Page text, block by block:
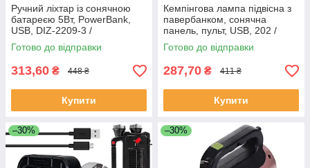
Ручний ліхтар із сонячною
батареєю 5Вт, PowerBank,
USB, DIZ-2209-3 /
Кемпінговий ліхтар
акумуляторний
Готово до відправки
313,60 ₴ 448 ₴
Купити
Кемпінгова лампа підвісна з
павербанком, сонячна
панель, пульт, USB, 202 /
Акумуляторний ліхтар
світильник
Готово до відправки
287,70 ₴ 411 ₴
Купити
–30% –30%